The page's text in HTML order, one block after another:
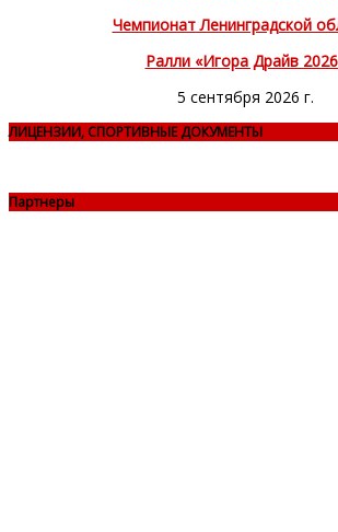
Чемпионат Ленинградской
Ралли «Игора Драйв
5 сентября 2026 г.
ЛИЦЕНЗИИ, СПОРТИВНЫЕ ДОКУМЕНТЫ
Партнеры